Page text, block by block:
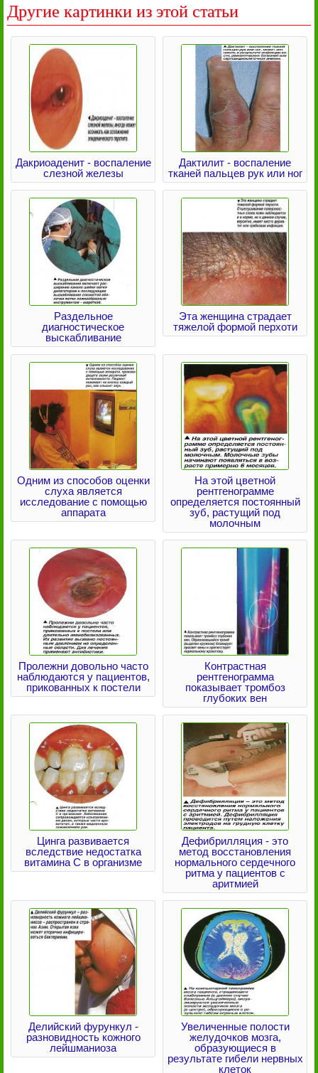
Другие картинки из этой статьи
Дакриоаденит - воспаление
слезной железы
Дактилит - воспаление
тканей пальцев рук или ног
Раздельное
диагностическое
выскабливание
Эта женщина страдает
тяжелой формой перхоти
Одним из способов оценки
слуха является
исследование с помощью
аппарата
На этой цветной
рентгенограмме
определяется постоянный
зуб, растущий под
молочным
Пролежни довольно часто
наблюдаются у пациентов,
прикованных к постели
Контрастная
рентгенограмма
показывает тромбоз
глубоких вен
Цинга развивается
вследствие недостатка
витамина С в организме
Дефибрилляция - это
метод восстановления
нормального сердечного
ритма у пациентов с
аритмией
Делийский фурункул -
разновидность кожного
лейшманиоза
Увеличенные полости
желудочков мозга,
образующиеся в
результате гибели нервных
клеток